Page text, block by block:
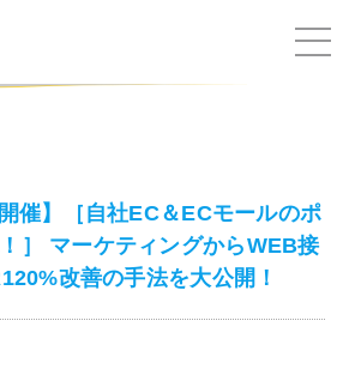
催】［自社EC＆ECモールのポ
］ マーケティングからWEB接
改善の手法を大公開！